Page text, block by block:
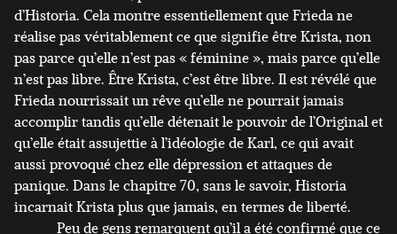
d’Historia. Cela montre essentiellement que Frieda ne
réalise pas véritablement ce que signifie être Krista, non
pas parce qu’elle n’est pas « féminine », mais parce qu’elle
n’est pas libre. Être Krista, c’est être libre. Il est révélé que
Frieda nourrissait un rêve qu’elle ne pourrait jamais
accomplir tandis qu’elle détenait le pouvoir de l’Original et
qu’elle était assujettie à l’idéologie de Karl, ce qui avait
aussi provoqué chez elle dépression et attaques de
panique. Dans le chapitre 70, sans le savoir, Historia
incarnait Krista plus que jamais, en termes de liberté.
Peu de gens remarquent qu’il a été confirmé que ce